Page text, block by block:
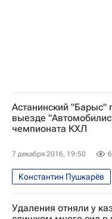
Астанинский "Барыс"
выезде
чемпионата КХЛ
7 декабря 2016, 19:50 6
Константин Пушкарёв
КХЛ 2025-2026
Иван Кучин
Кори
Удаления отняли у